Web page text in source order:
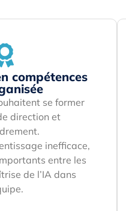
compétences
se former
direction et
inefficace,
entre les
de l’IA dans